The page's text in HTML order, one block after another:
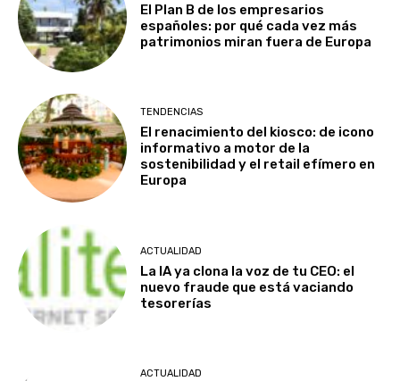
El Plan B de los empresarios
españoles: por qué cada vez más
patrimonios miran fuera de Europa
TENDENCIAS
El renacimiento del kiosco: de icono
informativo a motor de la
sostenibilidad y el retail efímero en
Europa
ACTUALIDAD
La IA ya clona la voz de tu CEO: el
nuevo fraude que está vaciando
tesorerías
ACTUALIDAD